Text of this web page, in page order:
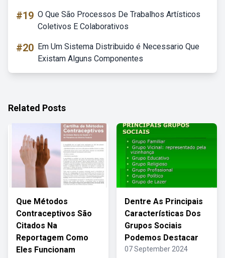
#19 O Que São Processos De Trabalhos Artísticos
Coletivos E Colaborativos
#20 Em Um Sistema Distribuido é Necessario Que
Existam Alguns Componentes
Related Posts
Que Métodos
Contraceptivos São
Citados Na
Reportagem Como
Eles Funcionam
Dentre As Principais
Características Dos
Grupos Sociais
Podemos Destacar
07 September 2024